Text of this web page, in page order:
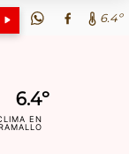
6.4º
6.4º
EN